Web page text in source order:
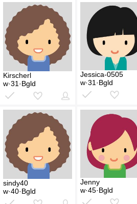
Kirscherl
w·31·Bgld
Jessica-0505
w·31·Bgld
sindy40
w·40·Bgld
Jenny
w·45·Bgld